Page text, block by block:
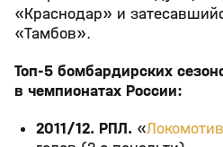
«Краснодар» и
«Тамбов».
Топ-5 бомбардирских
в чемпионатах России:
2011/12. РПЛ. «Локомотив